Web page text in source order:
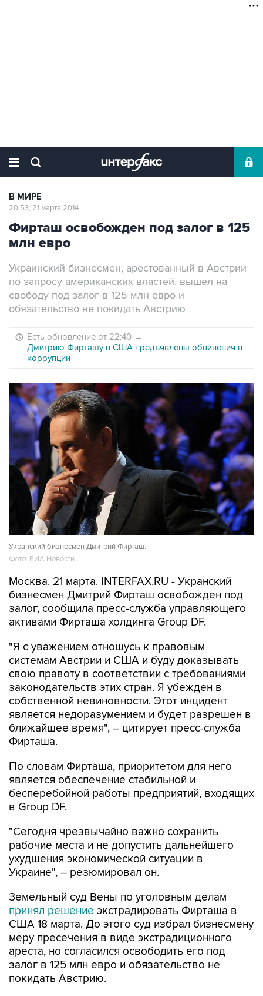
В МИРЕ
20:53, 21 марта 2014
Фирташ освобожден под залог в 125
млн евро
Украинский бизнесмен, арестованный в Австрии
по запросу американских властей, вышел на
свободу под залог в 125 млн евро и
обязательство не покидать Австрию
Есть обновление от 22:40 →
Дмитрию Фирташу в США предъявлены обвинения в
коррупции
Укранский бизнесмен Дмитрий Фирташ.
Фото: РИА Новости
Москва. 21 марта. INTERFAX.RU - Укранский
бизнесмен Дмитрий Фирташ освобожден под
залог, сообщила пресс-служба управляющего
активами Фирташа холдинга Group DF.
"Я с уважением отношусь к правовым
системам Австрии и США и буду доказывать
свою правоту в соответствии с требованиями
законодательств этих стран. Я убежден в
собственной невиновности. Этот инцидент
является недоразумением и будет разрешен в
ближайшее время", – цитирует пресс-служба
Фирташа.
По словам Фирташа, приоритетом для него
является обеспечение стабильной и
бесперебойной работы предприятий, входящих
в Group DF.
"Сегодня чрезвычайно важно сохранить
рабочие места и не допустить дальнейшего
ухудшения экономической ситуации в
Украине", – резюмировал он.
Земельный суд Вены по уголовным делам
принял решение экстрадировать Фирташа в
США 18 марта. До этого суд избрал бизнесмену
меру пресечения в виде экстрадиционного
ареста, но согласился освободить его под
залог в 125 млн евро и обязательство не
покидать Австрию.